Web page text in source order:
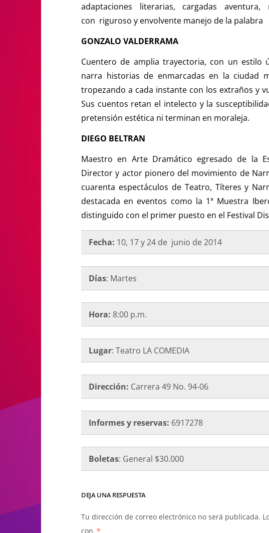
adaptaciones literarias, cargadas
con riguroso y envolvente manejo de la palabra
GONZALO VALDERRAMA
Cuentero de amplia trayectoria, con un estilo
narra historias de enmarcadas en la ciudad
tropezando a cada instante con los extraños y
Sus cuentos retan el intelecto y la
pretensión estética ni terminan en moraleja.
DIEGO BELTRAN
Maestro en Arte Dramático egresado de la
Director y actor pionero del movimiento de
cuarenta espectáculos de Teatro, Títeres y
destacada en eventos como la 1ª Muestra
distinguido con el primer puesto en el Festival
Fecha: 10, 17 y 24 de junio de2014
Días: Martes
Hora: 8:00 p.m.
Lugar: Teatro LA COMEDIA
Dirección: Carrera 49 No. 94-06
Informes y reservas: 6917278
Boletas: General $30.000
DEJA UNA RESPUESTA
Tu dirección de correo electrónico no será publicada.
con *